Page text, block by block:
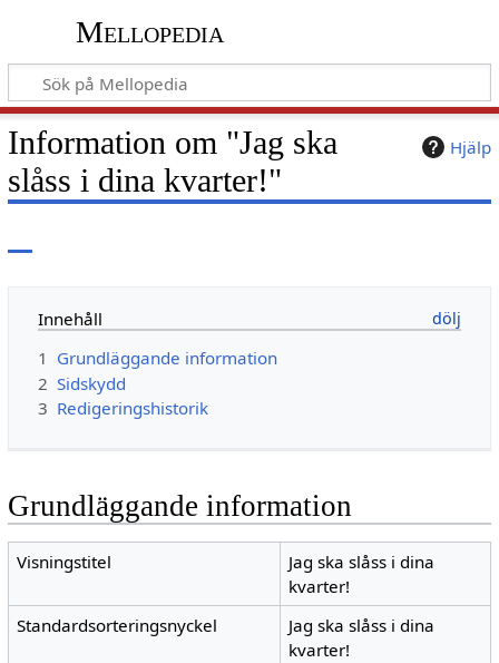
Mellopedia
Hjälp
Information om "Jag ska
slåss i dina kvarter!"
Innehåll
1 Grundläggande information
2 Sidskydd
3 Redigeringshistorik
Grundläggande information
Visningstitel
Jag ska slåss i dina
kvarter!
Standardsorteringsnyckel
Jag ska slåss i dina
kvarter!